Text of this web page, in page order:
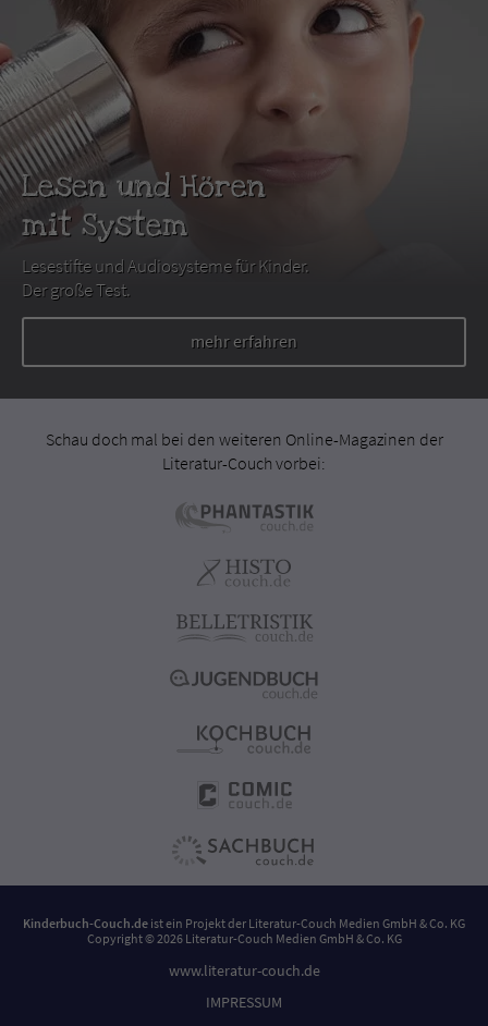
Lesen und Hören
mit System
Lesestifte und Audiosysteme für Kinder.
Der große Test.
mehr erfahren
Schau doch mal bei den weiteren Online-Magazinen der
Literatur-Couch vorbei:
Kinderbuch-Couch.de ist ein Projekt der Literatur-Couch Medien GmbH & Co. KG
Copyright © 2026 Literatur-Couch Medien GmbH & Co. KG
www.literatur-couch.de
IMPRESSUM